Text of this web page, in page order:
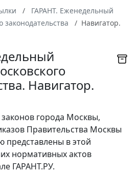
ГАРАНТ. Еженедельный
законодательства
Навигатор.
Навигатор.
города Москвы,
Правительства Москвы
представлены в этой
нормативных актов
ГАРАНТ.РУ.